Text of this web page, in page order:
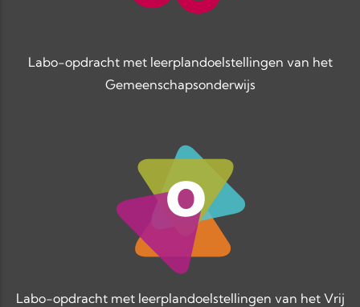
Labo-opdracht met leerplandoelstellingen van het
Gemeenschapsonderwijs
Labo-opdracht met leerplandoelstellingen van het Vrij